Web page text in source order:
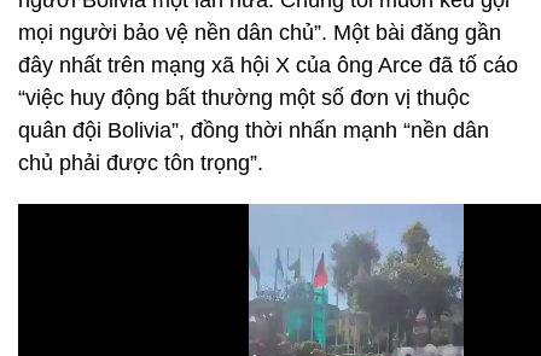
mọi người bảo vệ nền dân chủ”. Một bài đăng gần
đây nhất trên mạng xã hội X của ông Arce đã tố cáo
“việc huy động bất thường một số đơn vị thuộc
quân đội Bolivia”, đồng thời nhấn mạnh “nền dân
chủ phải được tôn trọng”.